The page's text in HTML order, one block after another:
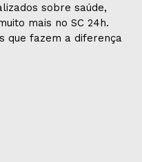
sobre saúde,
mais no SC 24h.
que fazem a diferença